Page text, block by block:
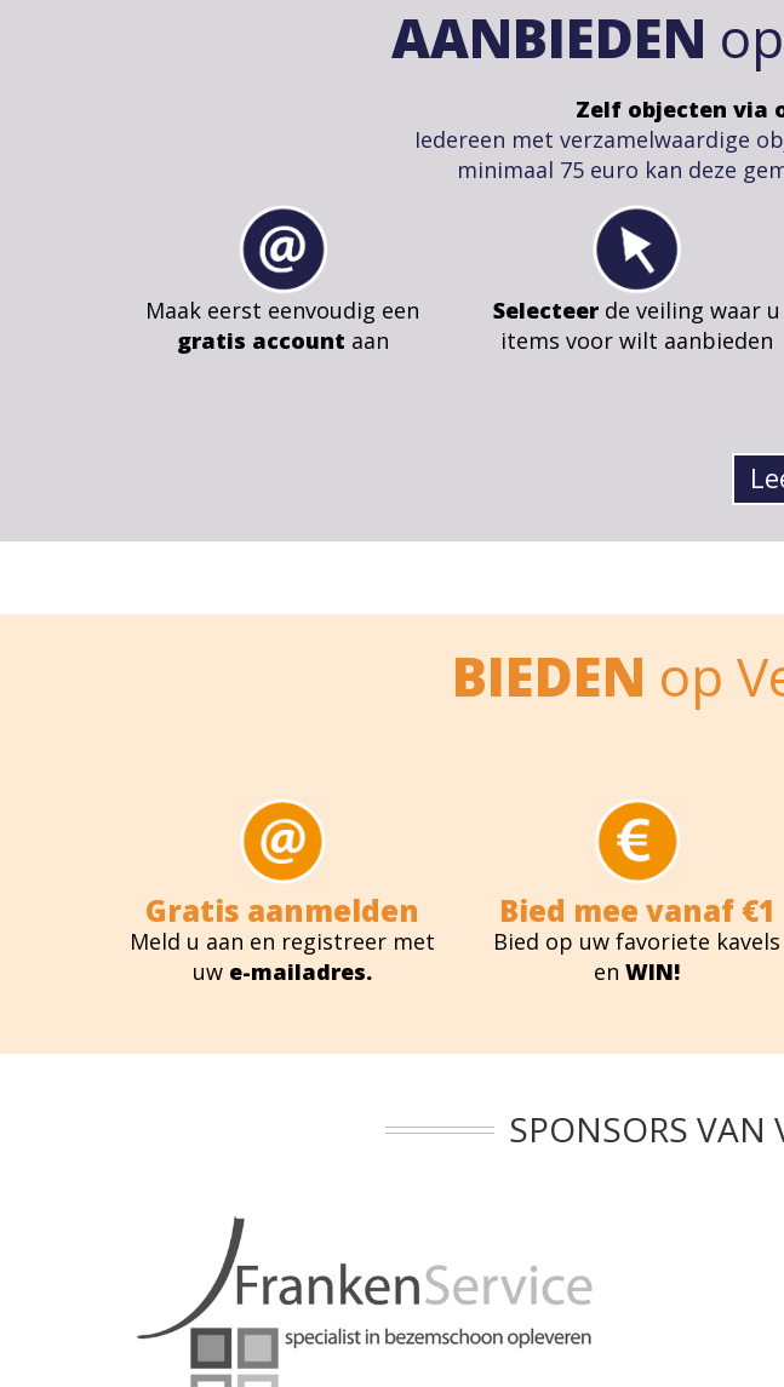
AANBIEDEN
Zelf objecten via
Iedereen met verzamelwaardige
minimaal 75 euro kan deze
Maak eerst eenvoudig een
gratis account aan
Selecteer de veiling waar u
items voor wilt aanbieden
BIEDEN op
Gratis aanmelden
Meld u aan en registreer met
uw e-mailadres.
Bied mee vanaf €1
Bied op uw favoriete kavels
enWIN!
SPONSORS